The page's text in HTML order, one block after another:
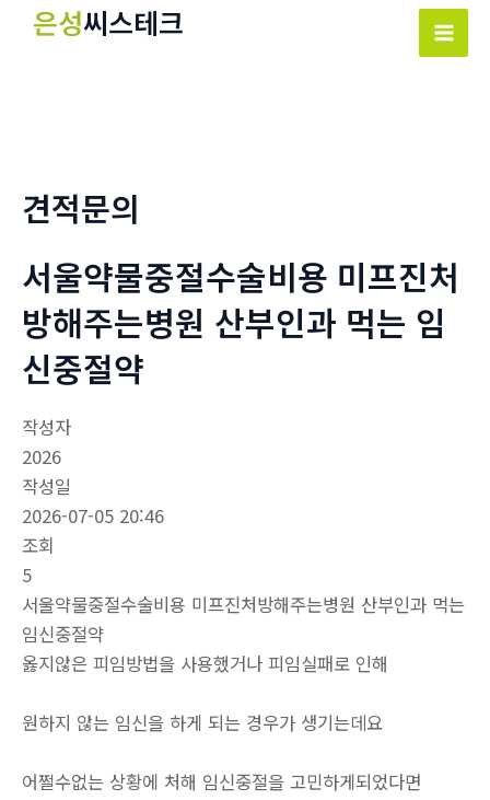
은성씨스테크
Main
견적문의
서울약물중절수술비용 미프진처
방해주는병원 산부인과 먹는 임
신중절약
작성자
2026
작성일
2026-07-05 20:46
조회
5
서울약물중절수술비용 미프진처방해주는병원 산부인과 먹는
임신중절약
옳지않은 피임방법을 사용했거나 피임실패로 인해
원하지 않는 임신을 하게 되는 경우가 생기는데요
어쩔수없는 상황에 처해 임신중절을 고민하게되었다면